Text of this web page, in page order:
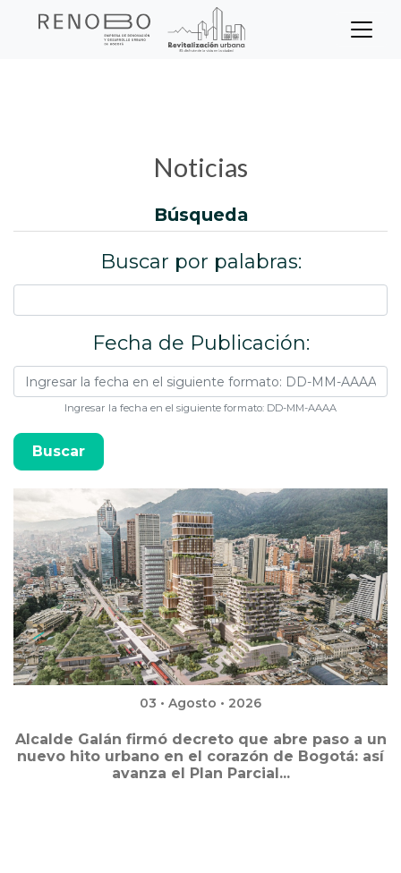
Sitio Web Empresa de
Noticias
Noticias
búsqueda
Buscar por palabras:
Fecha de Publicación:
Ingresar la fecha en el siguiente formato: DD-MM-AAAA
03 • Agosto • 2026
Alcalde Galán firmó decreto que abre paso a un
nuevo hito urbano en el corazón de Bogotá: así
avanza el Plan Parcial...